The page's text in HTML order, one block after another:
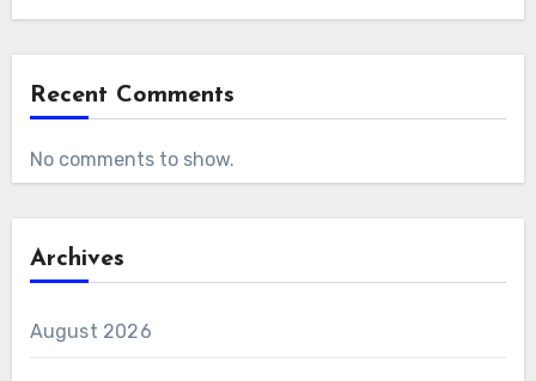
Recent Comments
No comments to show.
Archives
August 2026